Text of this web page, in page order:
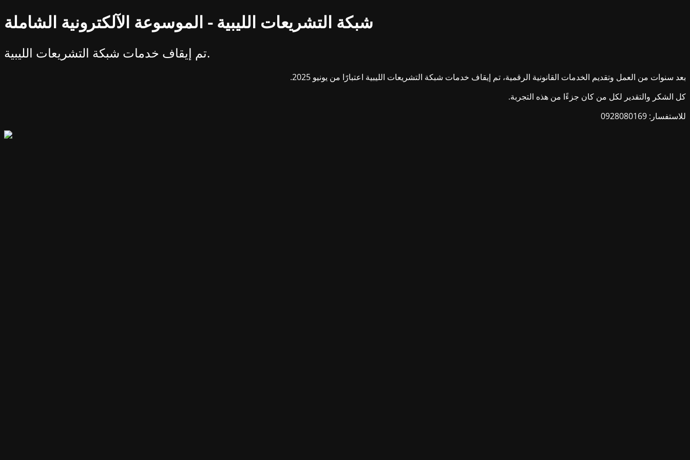
شبكة التشريعات الليبية - الموسوعة الآلكترونية الشاملة
تم إيقاف خدمات شبكة التشريعات الليبية.
بعد سنوات من العمل وتقديم الخدمات القانونية الرقمية، تم إيقاف خدمات شبكة التشريعات الليبية اعتبارًا من يونيو 2025.
كل الشكر والتقدير لكل من كان جزءًا من هذه التجربة.
للاستفسار: 0928080169